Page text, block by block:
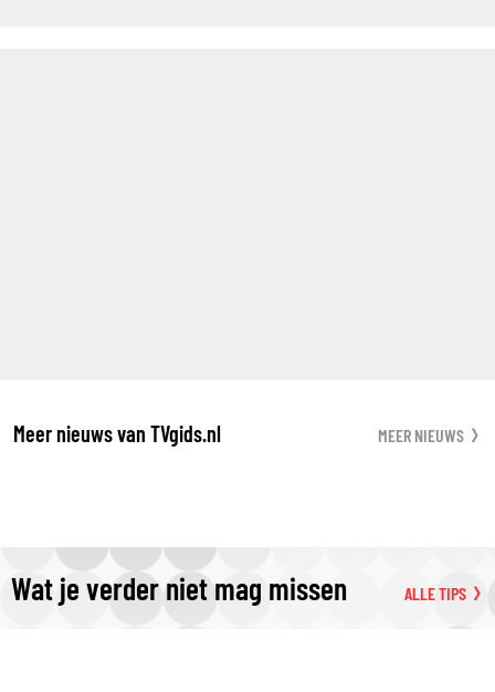
Meer nieuws van TVgids.nl MEER NIEUWS
Wat je verder niet mag missen ALLE TIPS